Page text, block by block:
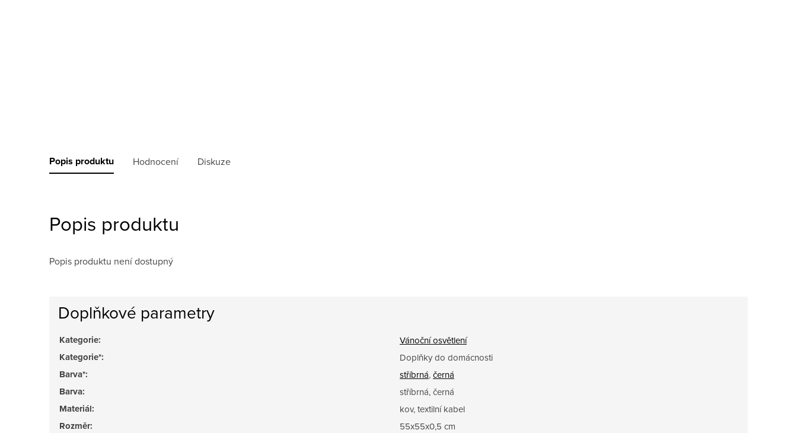
Popis produktu Hodnocení Diskuze
Popis produktu
Popis produktu není dostupný
Doplňkové parametry
Kategorie: Vánoční osvětlení
Kategorie*: Doplňky do domácnosti
Barva*: stříbrná,černá
Barva: stříbrná, černá
Materiál: kov, textilní kabel
Rozměr: 55x55x0,5 cm